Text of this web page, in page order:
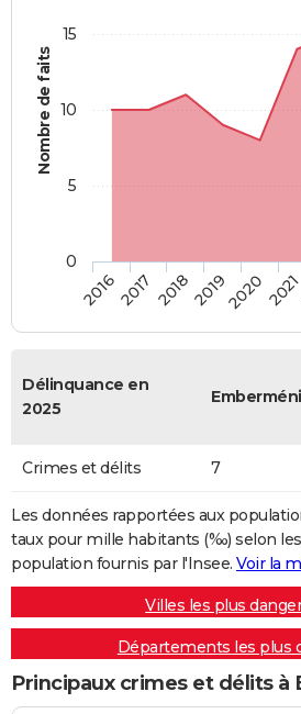
Nombre de faits
20162017 201820192020
0
5
10
15
Délinquance en
2025
Crimes et délits 7
Les données rapportées aux
taux pour mille habitants (‰) selon
population fournis par l'Insee. Voir la
Villes les plus
Départements les plus
Principaux crimes et délits à